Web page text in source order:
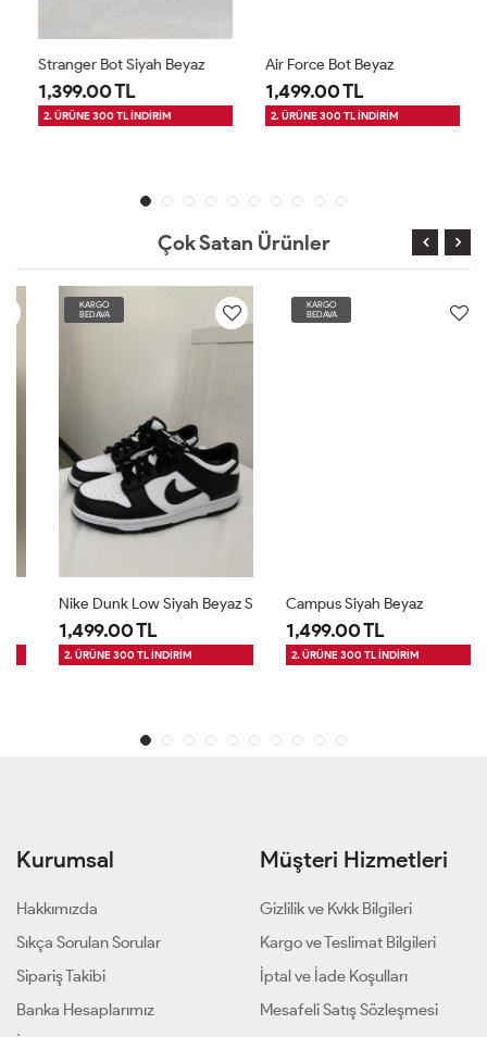
Stranger Bot Siyah Beyaz
1,399.00 TL
2. ÜRÜNE 300 TL İNDİRİM
Air Force Bot Beyaz
1,499.00 TL
2. ÜRÜNE 300 TL İNDİRİM
Çok Satan Ürünler
KARGO
BEDAVA
Nike Dunk Low Siyah Beyaz S
1,499.00 TL
2. ÜRÜNE 300 TL İNDİRİM
KARGO
BEDAVA
Campus Siyah Beyaz
1,499.00 TL
2. ÜRÜNE 300 TL İNDİRİM
Kurumsal
Hakkımızda
Sıkça Sorulan Sorular
Sipariş Takibi
Banka Hesaplarımız
Müşteri Hizmetleri
Gizlilik ve Kvkk Bilgileri
Kargo ve Teslimat Bilgileri
İptal ve İade Koşulları
Mesafeli Satış Sözleşmesi